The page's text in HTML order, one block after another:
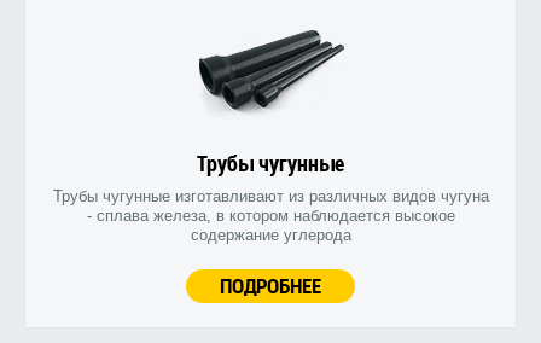
Трубы чугунные
Трубы чугунные изготавливают из различных видов чугуна
- сплава железа, в котором наблюдается высокое
содержание углерода
ПОДРОБНЕЕ